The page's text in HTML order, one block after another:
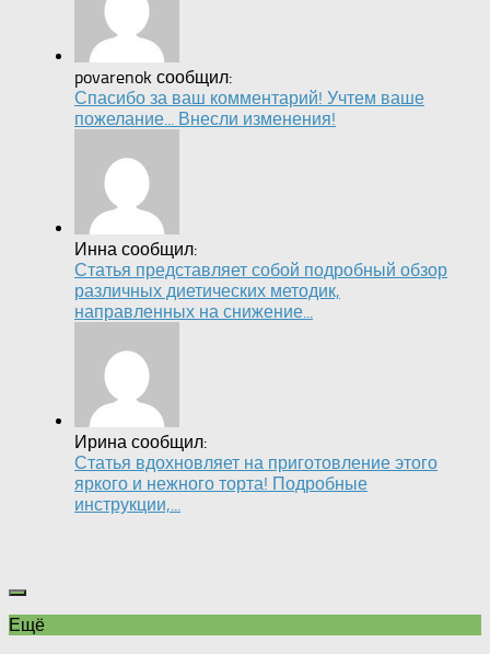
povarenok сообщил:
Спасибо за ваш комментарий! Учтем ваше
пожелание... Внесли изменения!
Инна сообщил:
Статья представляет собой подробный обзор
различных диетических методик,
направленных на снижение...
Ирина сообщил:
Статья вдохновляет на приготовление этого
яркого и нежного торта! Подробные
инструкции,...
Ещё